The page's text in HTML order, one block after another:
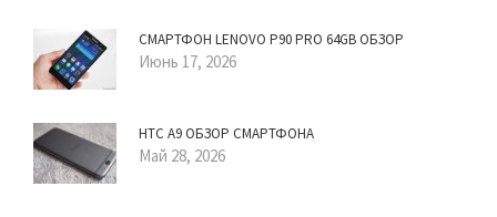
СМАРТФОН LENOVO P90 PRO 64GB ОБЗОР
Июнь 17, 2026
HTC A9 ОБЗОР СМАРТФОНА
Май 28, 2026